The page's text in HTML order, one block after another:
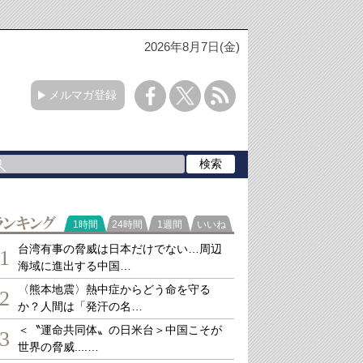
2026年8月7日(金)
メルマガ登録
ランキング
1時間 24時間 1週間 いいね
1
台湾有事の脅威は日本だけでない…周辺
海域に進出する中国…
2
〈熊本地震〉熱中症からどう命を守る
か？人間は「発汗の名…
3
＜〝運命共同体〟の日米台＞中国こそが
世界の脅威....…